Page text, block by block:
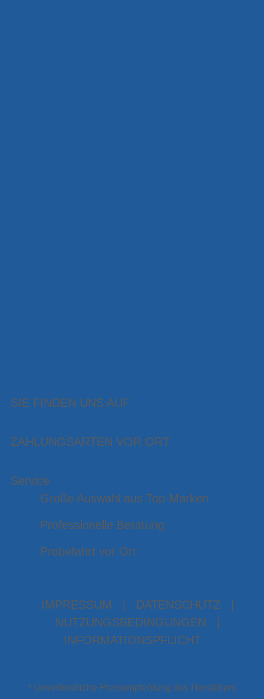
SIE FINDEN UNS AUF
ZAHLUNGSARTEN VOR ORT
Service
Große Auswahl aus Top-Marken
Professionelle Beratung
Probefahrt vor Ort
IMPRESSUM DATENSCHUTZ
NUTZUNGSBEDINGUNGEN
INFORMATIONSPFLICHT
* Unverbindliche Preisempfehlung des Herstellers